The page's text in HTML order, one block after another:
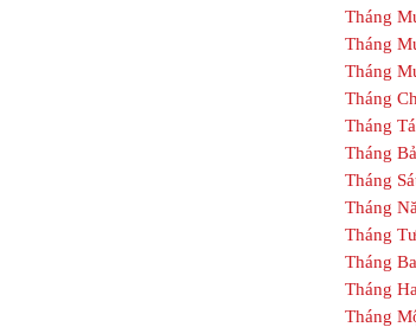
Tháng
Tháng
Tháng
Tháng
Tháng
Tháng
Tháng
Tháng
Tháng
Tháng
Tháng
Tháng